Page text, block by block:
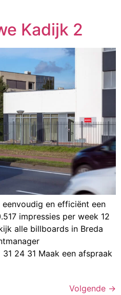
Kadijk 2
en efficiënt een
impressies per week 12
alle billboards in Breda
31 24 31 Maak een afspraak
Volgende →